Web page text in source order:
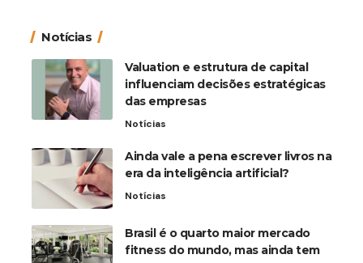
Notícias
Valuation e estrutura de capital
influenciam decisões estratégicas
das empresas
Notícias
Ainda vale a pena escrever livros na
era da inteligência artificial?
Notícias
Brasil é o quarto maior mercado
fitness do mundo, mas ainda tem